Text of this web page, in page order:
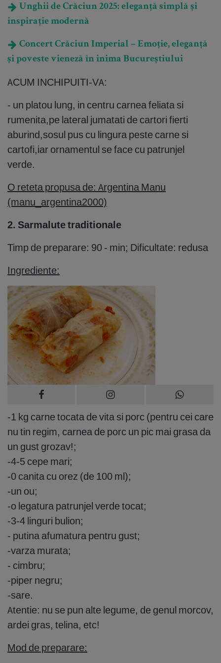
Unghii de Crăciun 2025: eleganță simplă și
inspirație modernă
Concert Crăciun Imperial – Emoție, eleganță
și poveste vieneză în inima Bucureștiului
ACUM INCHIPUITI-VA:
- un platou lung, in centru carnea feliata si
rumenita,pe lateral jumatati de cartori fierti
aburind,sosul pus cu lingura peste carne si
cartofi,iar ornamentul se face cu patrunjel
verde.
O reteta propusa de: Argentina Manu
(manu_argentina2000)
2. Sarmalute traditionale
Timp de preparare: 90 - min; Dificultate: redusa
Ingrediente:
-1 kg carne tocata de vita si porc (pentru cei care
nu tin regim, carnea de porc un pic mai grasa da
un gust grozav!;
-4-5 cepe mari;
-0 canita cu orez (de 100 ml);
-un ou;
-o legatura patrunjel verde tocat;
-3-4 linguri bulion;
- putina afumatura pentru gust;
-varza murata;
- cimbru;
-piper negru;
-sare.
Atentie: nu se pun alte legume, de genul morcov,
ardei gras, telina, etc!
Mod de preparare: